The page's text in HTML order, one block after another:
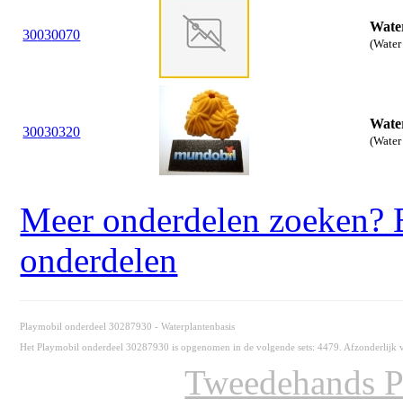
30030070
30030320
Meer onderdelen
onderdelen
Playmobil onderdeel 30287930 - Waterplantenbasis
Het Playmobil onderdeel 30287930 is opgenomen in de volgende sets: 4479.
Tweedehands